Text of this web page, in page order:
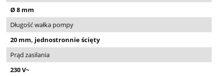
Ø 8 mm
Długość wałka pompy
20 mm, jednostronnie ścięty
Prąd zasilania
230 V~